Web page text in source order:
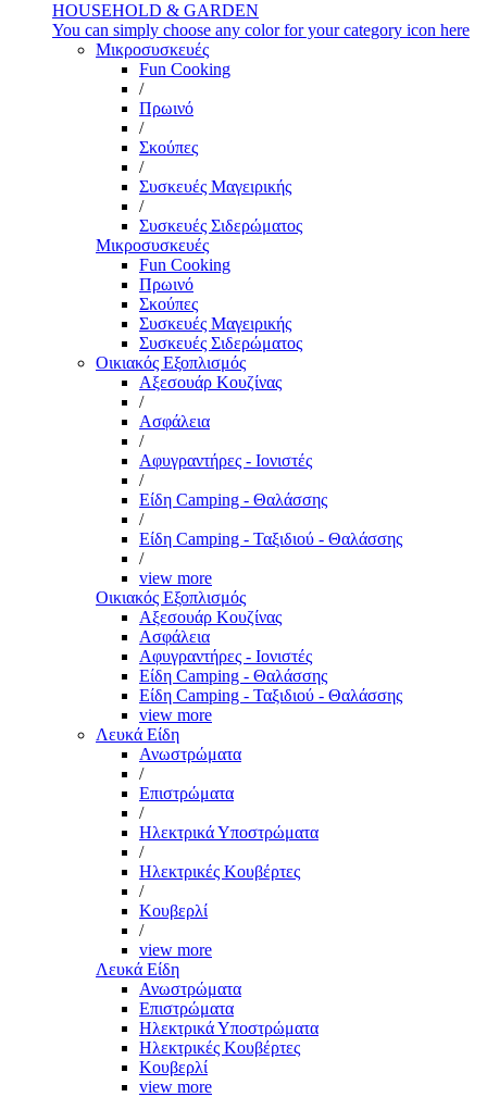
HOUSEHOLD & GARDEN
You can simply choose any color for your category icon here
Μικροσυσκευές
Fun Cooking
/
Πρωινό
/
Σκούπες
/
Συσκευές Μαγειρικής
/
Συσκευές Σιδερώματος
Μικροσυσκευές
Fun Cooking
Πρωινό
Σκούπες
Συσκευές Μαγειρικής
Συσκευές Σιδερώματος
Οικιακός Εξοπλισμός
Αξεσουάρ Κουζίνας
/
Ασφάλεια
/
Αφυγραντήρες - Ιονιστές
/
Είδη Camping - Θαλάσσης
/
Είδη Camping - Ταξιδιού - Θαλάσσης
/
view more
Οικιακός Εξοπλισμός
Αξεσουάρ Κουζίνας
Ασφάλεια
Αφυγραντήρες - Ιονιστές
Είδη Camping - Θαλάσσης
Είδη Camping - Ταξιδιού - Θαλάσσης
view more
Λευκά Είδη
Ανωστρώματα
/
Επιστρώματα
/
Ηλεκτρικά Υποστρώματα
/
Ηλεκτρικές Κουβέρτες
/
Κουβερλί
/
view more
Λευκά Είδη
Ανωστρώματα
Επιστρώματα
Ηλεκτρικά Υποστρώματα
Ηλεκτρικές Κουβέρτες
Κουβερλί
view more